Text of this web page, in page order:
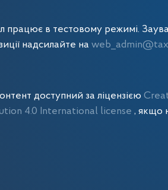
працює в тестовому режимі.
надсилайте на
доступний за ліцензією
4.0 International license , якщо